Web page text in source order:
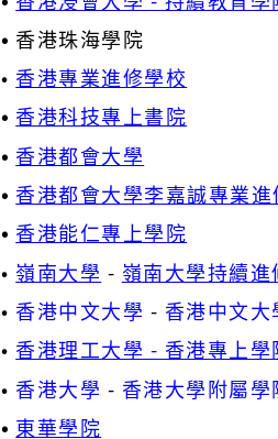
• 香港珠海學院
• 香港專業進修學校
• 香港科技專上書院
• 香港都會大學
• 香港都會大學李嘉誠專業進
• 香港能仁專上學院
•嶺南大學 - 嶺南大學持續進
• 香港中文大學 - 香港中文大
• 香港理工大學 - 香港專上學
• 香港大學 - 香港大學附屬學
• 東華學院